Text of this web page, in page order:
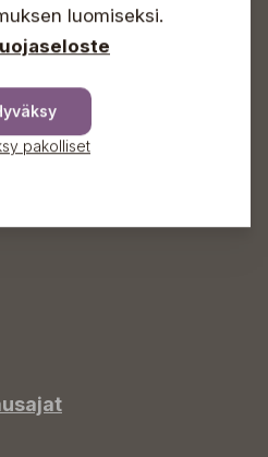
luomiseksi.
pakolliset